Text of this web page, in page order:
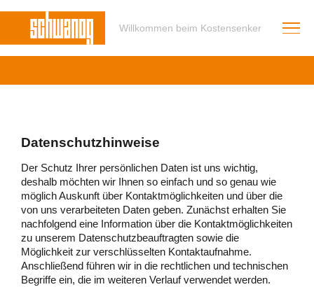
Willkommen beim Kostensenker
Datenschutzhinweise
Der Schutz Ihrer persönlichen Daten ist uns wichtig,
deshalb möchten wir Ihnen so einfach und so genau wie
möglich Auskunft über Kontaktmöglichkeiten und über die
von uns verarbeiteten Daten geben. Zunächst erhalten Sie
nachfolgend eine Information über die Kontaktmöglichkeiten
zu unserem Datenschutzbeauftragten sowie die
Möglichkeit zur verschlüsselten Kontaktaufnahme.
Anschließend führen wir in die rechtlichen und technischen
Begriffe ein, die im weiteren Verlauf verwendet werden.